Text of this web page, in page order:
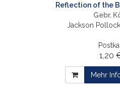
Reflection of the
Gebr.
Jackson
1,20
Mehr